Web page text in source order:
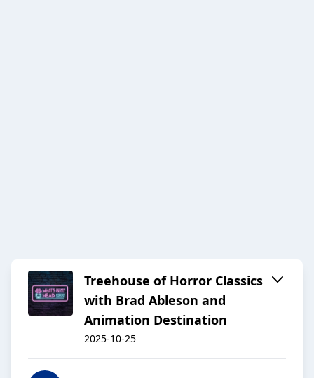
Treehouse of Horror Classics
with Brad Ableson and
Animation Destination
2025-10-25